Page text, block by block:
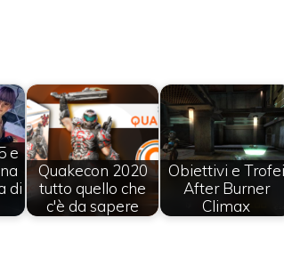
e
di
Quakecon 2020
tutto quello che
c'è da sapere
Obiettivi e Trofei
After Burner
Climax